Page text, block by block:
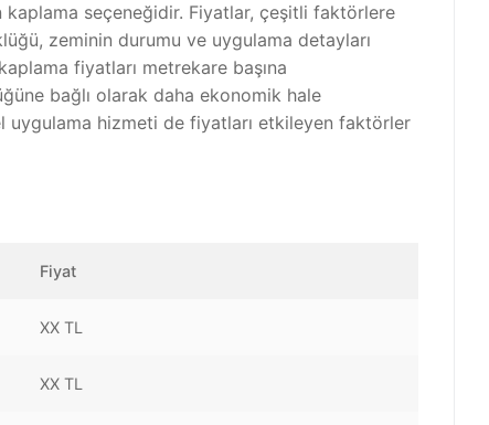
seçeneğidir. Fiyatlar, çeşitli faktörlere
zeminin durumu ve uygulama detayları
fiyatları metrekare başına
bağlı olarak daha ekonomik hale
uygulama hizmeti de fiyatları etkileyen faktörler
Fiyat
XX TL
XX TL